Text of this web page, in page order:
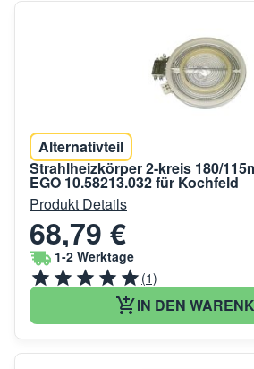
Alternativteil
Strahlheizkörper 2-kreis 180/
EGO 10.58213.032 für Kochfeld
Produkt Details
68,79 €
1-2 Werktage
(1)
IN DEN